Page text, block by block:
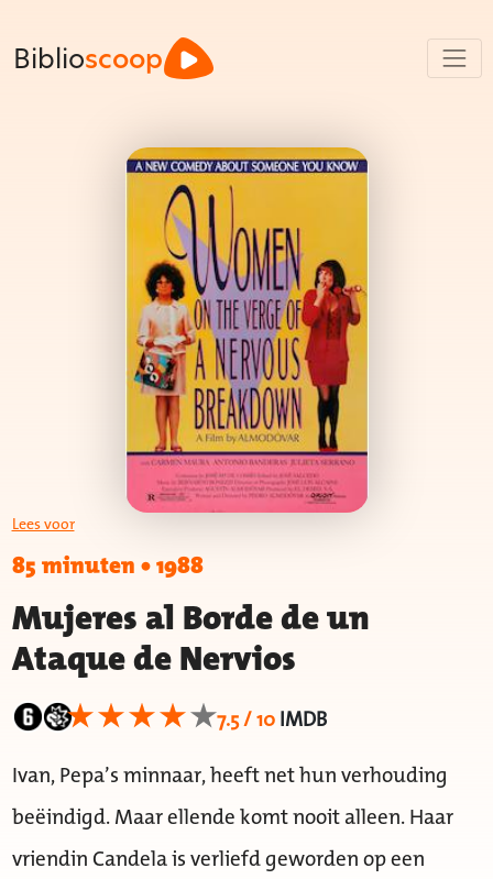
Biblioscoop
Lees voor
85 minuten•1988
Mujeres al Borde de un
Ataque de Nervios
7.5 / 10IMDB
Ivan, Pepa’s minnaar, heeft net hun verhouding
beëindigd. Maar ellende komt nooit alleen. Haar
vriendin Candela is verliefd geworden op een